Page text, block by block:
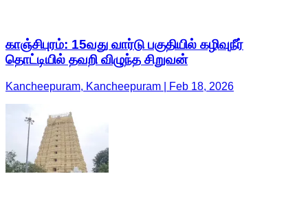
காஞ்சிபுரம்: 15வது வார்டு பகுதியில் கழிவுநீர்
தொட்டியில் தவறி விழுந்த சிறுவன்
Kancheepuram, Kancheepuram | Feb 18, 2026